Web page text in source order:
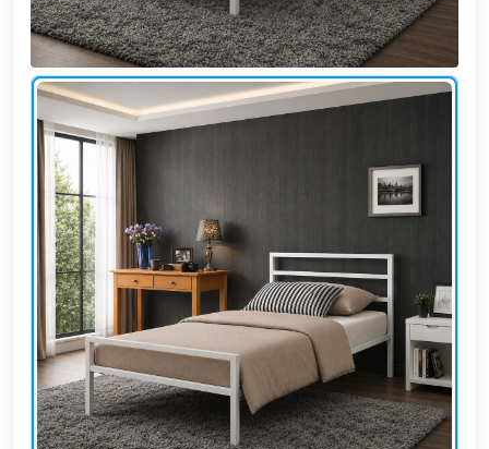
ومطاعم
وفنادق
حواجز
خزانات
مياه
أثاث
الحيوانات
أدوات
EN